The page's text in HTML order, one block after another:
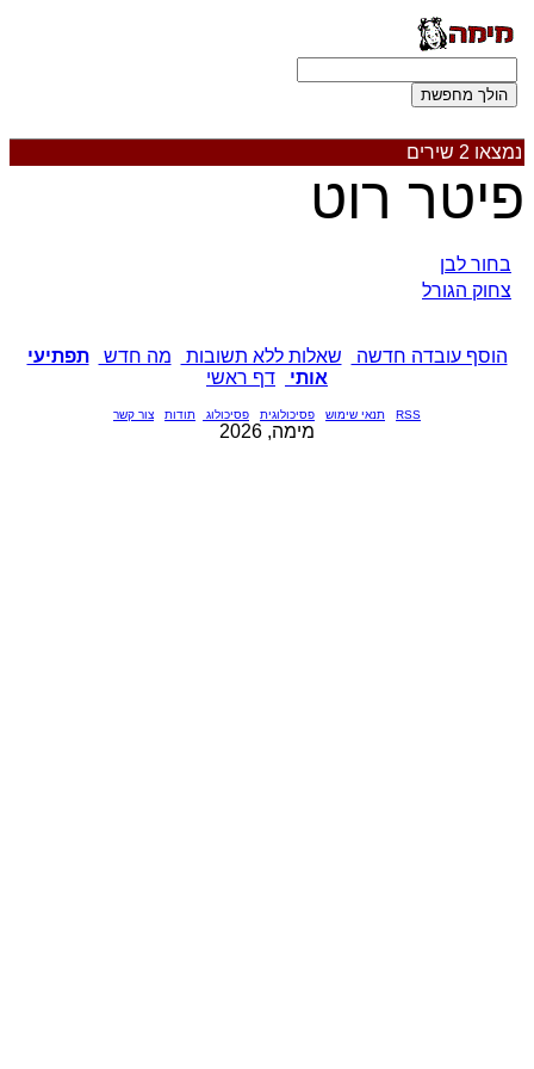
נמצאו 2 שירים
פיטר רוט
בחור לבן
צחוק הגורל
הוסף עובדה חדשה שאלות ללא תשובות מה חדש
תפתיעי
אותי
דף ראשי
RSS תנאי שימוש פסיכולוגית פסיכולוג תודות צור קשר
מימה, 2026